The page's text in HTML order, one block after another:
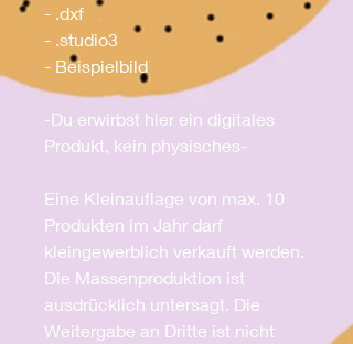
- .dxf
- .studio3
- Beispielbild
-Du erwirbst hier ein digitales
Produkt, kein physisches-
Eine Kleinauflage von max. 10
Produkten im Jahr darf
kleingewerblich verkauft werden.
Die Massenproduktion ist
ausdrücklich untersagt. Die
Weitergabe an Dritte ist nicht